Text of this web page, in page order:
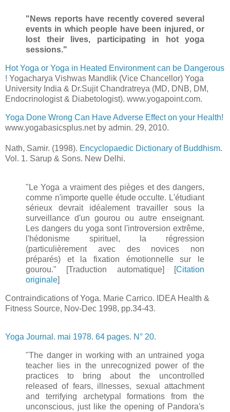
"News reports have recently covered several
events in which people have been injured, or
lost their lives, participating in hot yoga
sessions."
Hot Yoga or Yoga in Heated Environment can be Dangerous
! Yogacharya Vishwas Mandlik (Vice Chancellor) Yoga
University India & Dr.Sujit Chandratreya (MD, DNB, DM,
Endocrinologist & Diabetologist). www.yogapoint.com.
Yoga Done Wrong Can Have Adverse Effect on your Health!
www.yogabasicsplus.net by admin. 29, 2010.
Nath, Samir. (1998). Encyclopaedic Dictionary of Buddhism.
Vol. 1. Sarup & Sons. New Delhi.
"Le Yoga a vraiment des pièges et des dangers,
comme n'importe quelle étude occulte. L'étudiant
sérieux devrait idéalement travailler sous la
surveillance d'un gourou ou autre enseignant.
Les dangers du yoga sont l'introversion extrême,
l'hédonisme spirituel, la régression
(particulièrement avec des novices non
préparés) et la fixation émotionnelle sur le
gourou." [Traduction automatique] [Citation
originale]
Contraindications of Yoga. Marie Carrico. IDEA Health &
Fitness Source, Nov-Dec 1998, pp.34-43.
Yoga Journal. mai 1978. 64 pages. N° 20.
"The danger in working with an untrained yoga
teacher lies in the unrecognized power of the
practices to bring about the uncontrolled
released of fears, illnesses, sexual attachment
and terrifying archetypal formations from the
unconscious, just like the opening of Pandora's